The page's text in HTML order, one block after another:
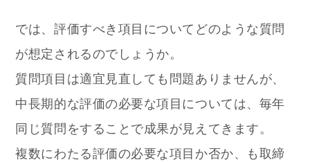
では、評価すべき項目についてどのような質問
が想定されるのでしょうか。
質問項目は適宜見直しても問題ありませんが、
中長期的な評価の必要な項目については、毎年
同じ質問をすることで成果が見えてきます。
複数にわたる評価の必要な項目か否か、も取締